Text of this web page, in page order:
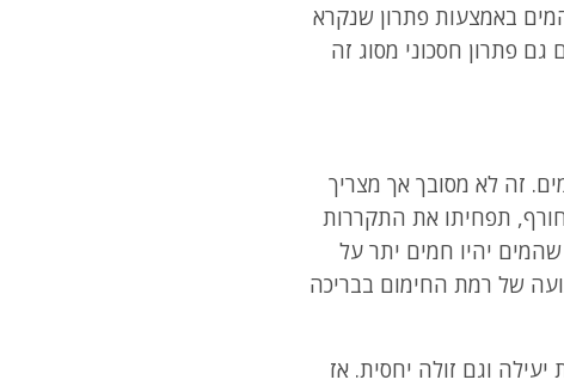
באמצעות פתרון שנקרא
גם פתרון חסכוני מסוג זה
זה לא מסובך אך מצריך
תפחיתו את התקררות
יהיו חמים יתר על
של רמת החימום בבריכה
וגם זולה יחסית. אז